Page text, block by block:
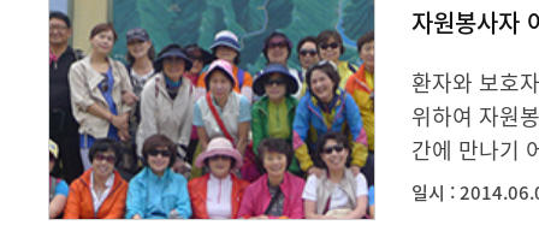
자원봉사자
환자와 보호
위하여 자원
간에 만나기
일시 :